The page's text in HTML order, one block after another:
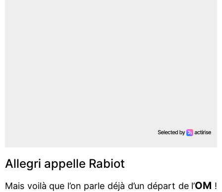
Allegri appelle Rabiot
Mais voilà que l’on parle déjà d’un départ de l’OM !